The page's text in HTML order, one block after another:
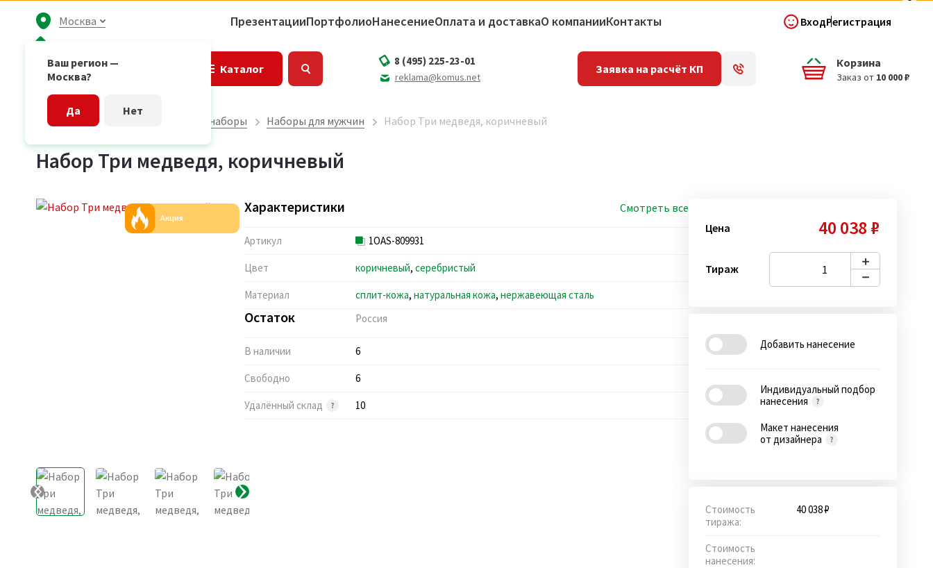
Москва
Ваш регион —
Москва?
Да Нет
ПрезентацииПортфолиоНанесениеОплата и доставкаО компанииКонтакты ВходРегистрация
Каталог Корзина
Заказ от 10 000 ₽
8 (495) 225-23-01
reklama@komus.net
Заявка на расчёт КП
Главная страница Подарочные наборы Наборы для мужчин Набор Три медведя, коричневый
Набор Три медведя, коричневый
Акция
Характеристики Смотреть все
Артикул 1OAS-809931
Цвет коричневый, серебристый
Материал сплит-кожа, натуральная кожа, нержавеющая сталь
Остаток Россия
В наличии 6
Свободно 6
Удалённый склад 10
Цена 40 038 ₽
Тираж
Добавить нанесение
Индивидуальный подбор
нанесения
Макет нанесения
от дизайнера
Стоимость
тиража:
40 038 ₽
Стоимость
нанесения: